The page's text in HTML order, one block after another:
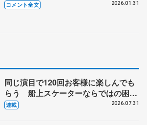
会後はアート・オン・アイスに滑走屋
コメント全文 2026.01.31
同じ演目で120回お客様に楽しんでも
らう 船上スケーターならではの困難
とは 影響あったPIW前キャプテン松
連載 2026.07.31